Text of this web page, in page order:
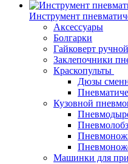
Инструмент
Аксессуары
Болгарки
Гайковерт ручной
Заклепочники
Краскопульты
Дюзы
Кузовной
Машинки для